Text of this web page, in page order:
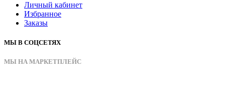
Личный кабинет
Избранное
Заказы
МЫ В СОЦСЕТЯХ
МЫ НА МАРКЕТПЛЕЙС